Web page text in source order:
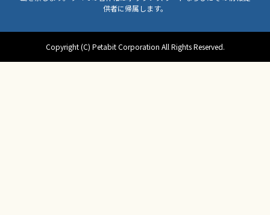
供者に帰属します。
Copyright (C) Petabit Corporation All Rights Reserved.